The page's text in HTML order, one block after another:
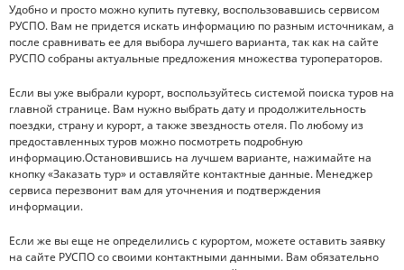
Удобно и просто можно купить путевку, воспользовавшись сервисом
РУСПО. Вам не придется искать информацию по разным источникам, а
после сравнивать ее для выбора лучшего варианта, так как на сайте
РУСПО собраны актуальные предложения множества туроператоров.
Если вы уже выбрали курорт, воспользуйтесь системой поиска туров на
главной странице. Вам нужно выбрать дату и продолжительность
поездки, страну и курорт, а также звездность отеля. По любому из
предоставленных туров можно посмотреть подробную
информацию.Остановившись на лучшем варианте, нажимайте на
кнопку «Заказать тур» и оставляйте контактные данные. Менеджер
сервиса перезвонит вам для уточнения и подтверждения
информации.
Если же вы еще не определились с курортом, можете оставить заявку
на сайте РУСПО со своими контактными данными. Вам обязательно